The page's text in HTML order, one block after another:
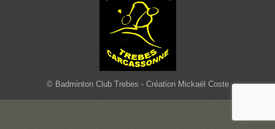
© Badminton Club Trebes - Création Mickaël Coste